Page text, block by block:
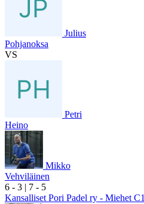
Julius
Pohjanoksa
VS
Petri
Heino
Mikko
Vehviläinen
6 - 3 | 7 - 5
Kansalliset Pori Padel ry - Miehet C1